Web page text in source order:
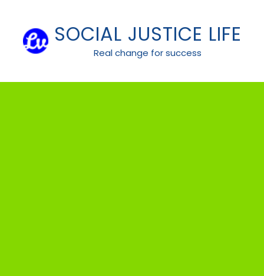
content
SOCIAL JUSTICE LIFE
Real change for success